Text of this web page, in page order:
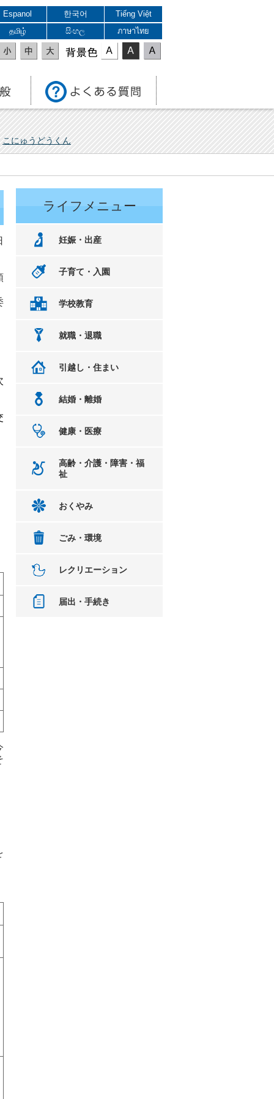
Espanol 한국어
Tiếng Việt
தமிழ்
සිංහල ภาษาไทย
表示色
こにゅうどうくん
ライフメニュー
妊娠・出産
子育て・入園
学校教育
就職・退職
引越し・住まい
結婚・離婚
健康・医療
高齢・介護・障害・福
祉
おくやみ
ごみ・環境
レクリエーション
届出・手続き